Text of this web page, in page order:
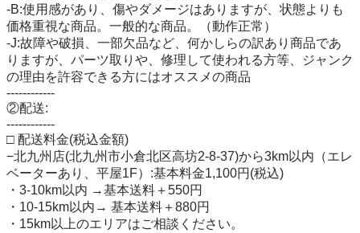
-B:使用感があり、傷やダメージはありますが、状態よりも
価格重視な商品。一般的な商品。（動作正常）
-J:故障や破損、一部欠品など、何かしらの訳あり商品であ
りますが、パーツ取りや、修理して使われる方等、ジャンク
の理由を許容できる方にはオススメの商品
------------
②配送:
------------
□ 配送料金(税込金額)
−北九州店(北九州市小倉北区高坊2-8-37)から3km以内（エレ
ベーターあり、平屋1F）:基本料金1,100円(税込)
・3-10km以内 →基本送料＋550円
・10-15km以内→ 基本送料＋880円
・15km以上のエリアはご相談ください。